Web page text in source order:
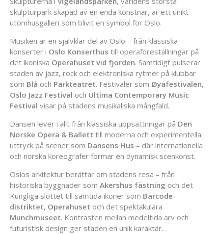
skulpturpark skapad av en enda konstnär, är ett unikt
utomhusgalleri som blivit en symbol för Oslo.
Musiken är en självklar del av Oslo – från klassiska
konserter i Oslo Konserthus till operaföreställningar på
det ikoniska Operahuset vid fjorden. Samtidigt pulserar
staden av jazz, rock och elektroniska rytmer på klubbar
som Blå och Parkteatret. Festivaler som Øyafestivalen,
Oslo Jazz Festival och Ultima Contemporary Music
Festival visar på stadens musikaliska mångfald.
Dansen lever i allt från klassiska uppsättningar på Den
Norske Opera & Ballett till moderna och experimentella
uttryck på scener som Dansens Hus – där internationella
och norska koreografer formar en dynamisk scenkonst.
Oslos arkitektur berättar om stadens resa – från
historiska byggnader som Akershus fästning och det
Kungliga slottet till samtida ikoner som Barcode-
distriktet, Operahuset och det spektakulära
Munchmuseet. Kontrasten mellan medeltida arv och
futuristisk design ger staden en unik karaktär.